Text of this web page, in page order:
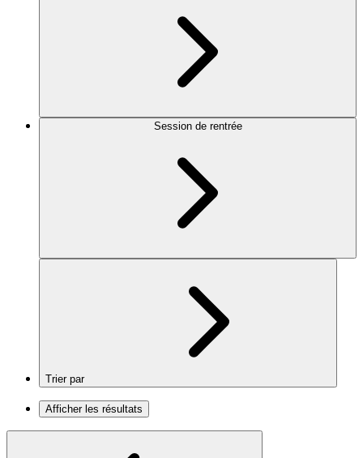
Session de rentrée
Trier par
Afficher les résultats